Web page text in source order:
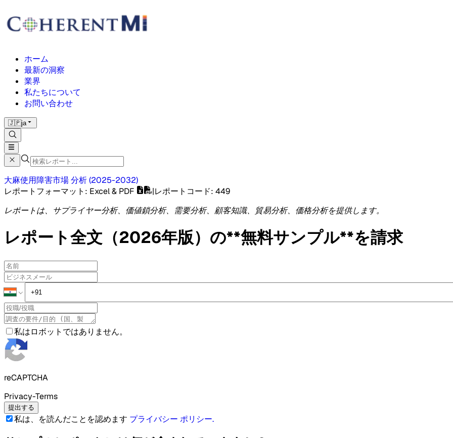
ホーム
最新の洞察
業界
私たちについて
お問い合わせ
🇯🇵ja
大麻使用障害市場分析(2025-2032)
レポートフォーマット : Excel & PDF |レポートコード: 449
レポートは、サプライヤー分析、価値鎖分析、需要分析、顧客知識、貿易分析、価格分析を提供します。
レポート全文（2026年版）の**無料サンプル**を請求
私はロボットではありません。
reCAPTCHA
Privacy-Terms
提出する
私は、を読んだことを認めます プライバシー ポリシー.